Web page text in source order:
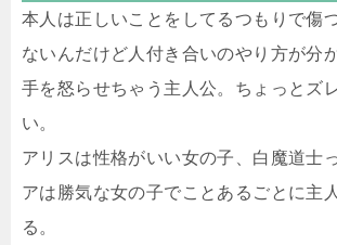
本人は正しいことをしてるつもりで傷
ないんだけど人付き合いのやり方が分
手を怒らせちゃう主人公。ちょっとズ
い。
アリスは性格がいい女の子、白魔道士
アは勝気な女の子でことあるごとに主
る。